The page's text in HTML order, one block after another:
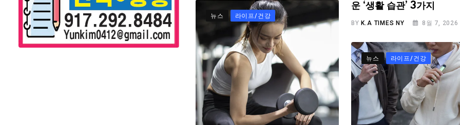
운 ‘생활 습관’ 3가지
BY K.A TIMES NY 8월 7, 2026
뉴스 라이프/건강
뉴스 라이프/건강